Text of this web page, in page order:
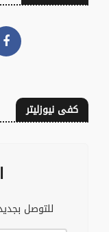
كفى نيوزليتر
للتوصل